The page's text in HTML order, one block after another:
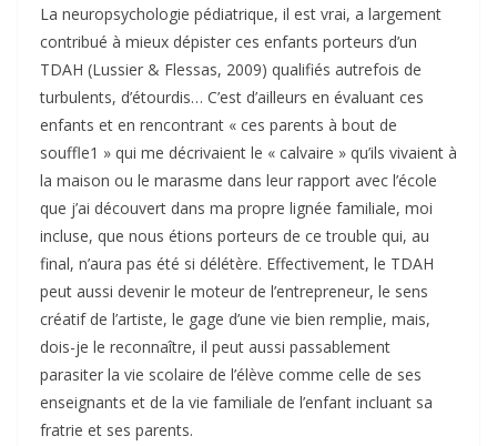
La neuropsychologie pédiatrique, il est vrai, a largement
contribué à mieux dépister ces enfants porteurs d’un
TDAH (Lussier & Flessas, 2009) qualifiés autrefois de
turbulents, d’étourdis… C’est d’ailleurs en évaluant ces
enfants et en rencontrant « ces parents à bout de
souffle1 » qui me décrivaient le « calvaire » qu’ils vivaient à
la maison ou le marasme dans leur rapport avec l’école
que j’ai découvert dans ma propre lignée familiale, moi
incluse, que nous étions porteurs de ce trouble qui, au
final, n’aura pas été si délétère. Effectivement, le TDAH
peut aussi devenir le moteur de l’entrepreneur, le sens
créatif de l’artiste, le gage d’une vie bien remplie, mais,
dois-je le reconnaître, il peut aussi passablement
parasiter la vie scolaire de l’élève comme celle de ses
enseignants et de la vie familiale de l’enfant incluant sa
fratrie et ses parents.